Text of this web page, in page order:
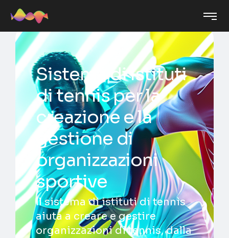
Sistema di istituti
di tennis per la
creazione e la
gestione di
organizzazioni
sportive
Il sistema di istituti di tennis
aiuta a creare e gestire
organizzazioni di tennis, dalla